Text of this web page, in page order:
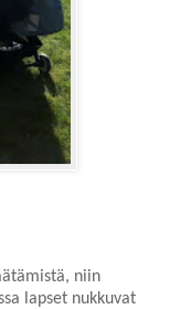
niin
lapset nukkuvat